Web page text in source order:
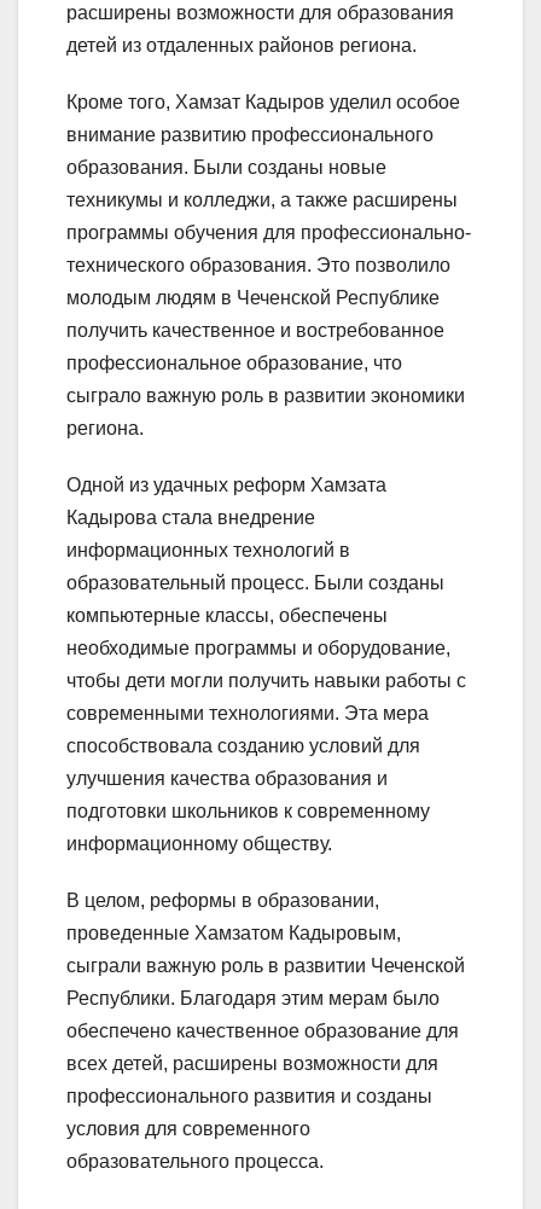
расширены возможности для образования
детей из отдаленных районов региона.
Кроме того, Хамзат Кадыров уделил особое
внимание развитию профессионального
образования. Были созданы новые
техникумы и колледжи, а также расширены
программы обучения для профессионально-
технического образования. Это позволило
молодым людям в Чеченской Республике
получить качественное и востребованное
профессиональное образование, что
сыграло важную роль в развитии экономики
региона.
Одной из удачных реформ Хамзата
Кадырова стала внедрение
информационных технологий в
образовательный процесс. Были созданы
компьютерные классы, обеспечены
необходимые программы и оборудование,
чтобы дети могли получить навыки работы с
современными технологиями. Эта мера
способствовала созданию условий для
улучшения качества образования и
подготовки школьников к современному
информационному обществу.
В целом, реформы в образовании,
проведенные Хамзатом Кадыровым,
сыграли важную роль в развитии Чеченской
Республики. Благодаря этим мерам было
обеспечено качественное образование для
всех детей, расширены возможности для
профессионального развития и созданы
условия для современного
образовательного процесса.